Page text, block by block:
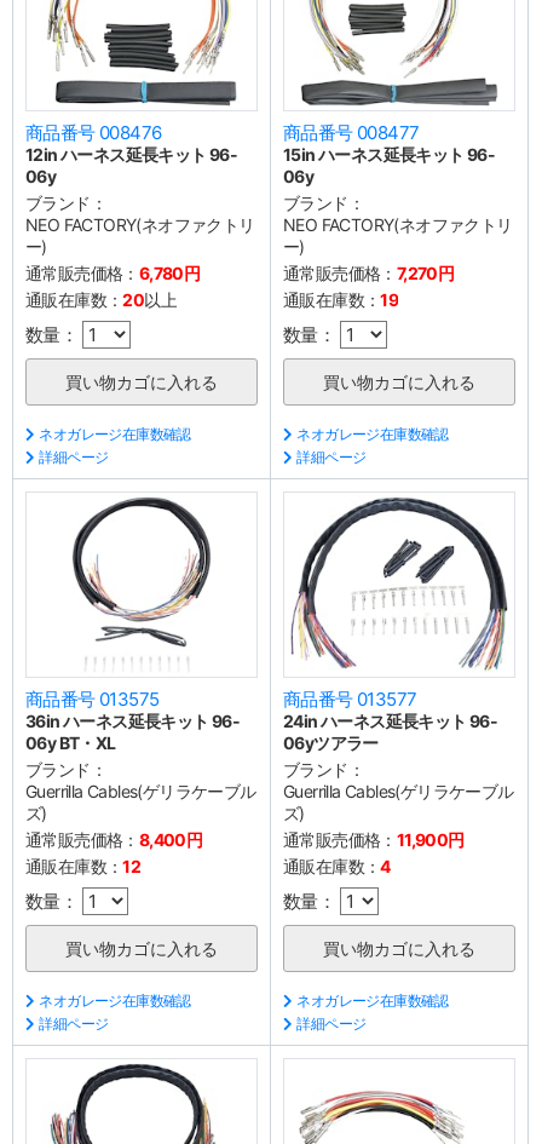
商品番号 008476
12in ハーネス延長キット 96-
06y
ブランド：
NEO FACTORY(ネオファクトリ
ー)
通常販売価格： 6,780円
通販在庫数：20以上
数量：
ネオガレージ在庫数確認
詳細ページ
商品番号 008477
15in ハーネス延長キット 96-
06y
ブランド：
NEO FACTORY(ネオファクトリ
ー)
通常販売価格： 7,270円
通販在庫数：19
数量：
ネオガレージ在庫数確認
詳細ページ
商品番号 013575
36in ハーネス延長キット 96-
06y BT・XL
ブランド：
Guerrilla Cables(ゲリラケーブル
ズ)
通常販売価格： 8,400円
通販在庫数：12
数量：
ネオガレージ在庫数確認
詳細ページ
商品番号 013577
24in ハーネス延長キット 96-
06yツアラー
ブランド：
Guerrilla Cables(ゲリラケーブル
ズ)
通常販売価格： 11,900円
通販在庫数：4
数量：
ネオガレージ在庫数確認
詳細ページ